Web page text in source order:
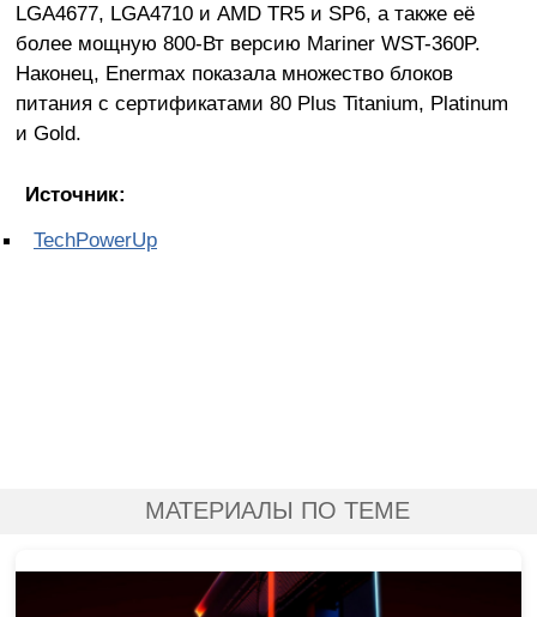
LGA4677, LGA4710 и AMD TR5 и SP6, а также её
более мощную 800-Вт версию Mariner WST-360P.
Наконец, Enermax показала множество блоков
питания с сертификатами 80 Plus Titanium, Platinum
и Gold.
Источник:
TechPowerUp
МАТЕРИАЛЫ ПО ТЕМЕ